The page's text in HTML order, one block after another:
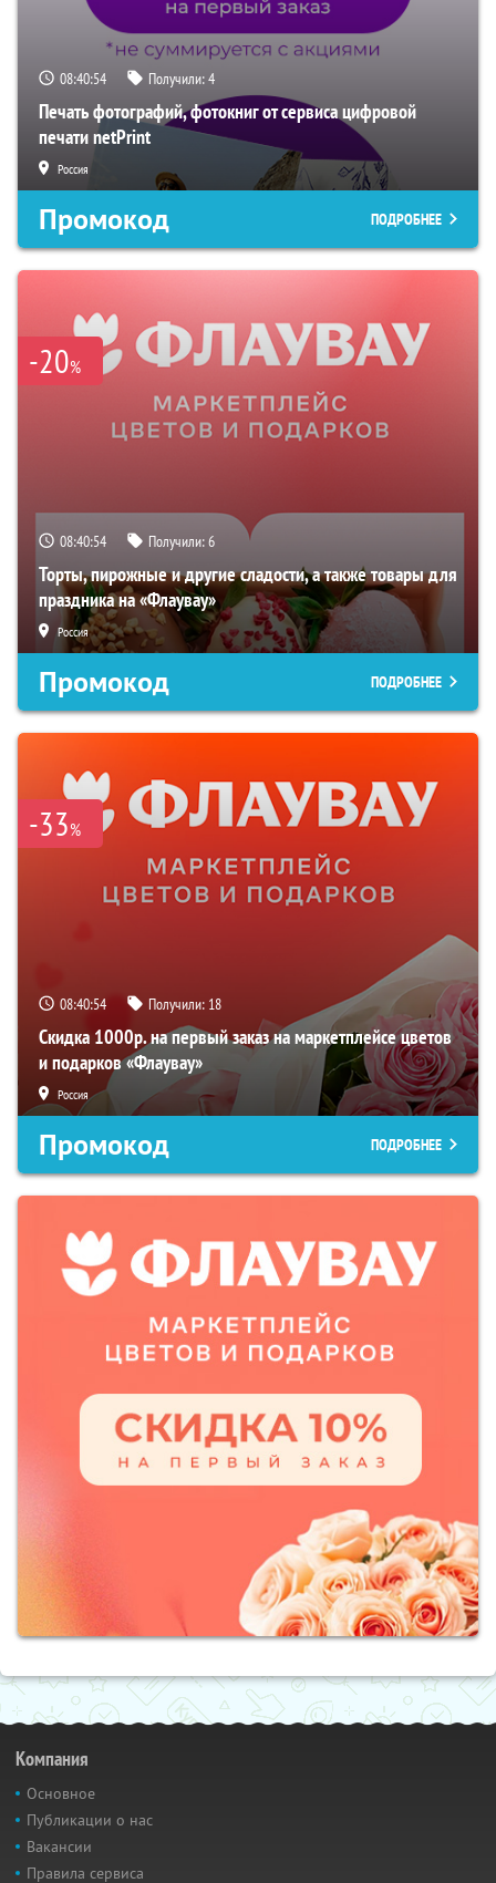
08:40:53 Получили:4
Печать фотографий, фотокниг от сервиса цифровой
печати netPrint
Россия
Промокод ПОДРОБНЕЕ
-20%
08:40:53 Получили:6
Торты, пирожные и другие сладости, а также товары для
праздника на «Флаувау»
Россия
Промокод ПОДРОБНЕЕ
-33%
08:40:53 Получили: 18
Скидка 1000р. на первый заказ на маркетплейсе цветов
и подарков «Флаувау»
Россия
Промокод ПОДРОБНЕЕ
Компания
Основное
Публикации о нас
Вакансии
Правила сервиса